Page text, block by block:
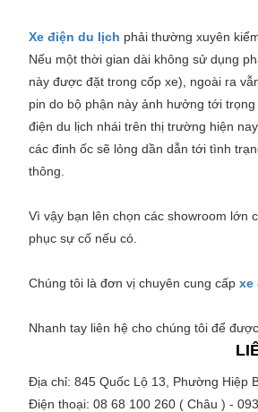
Xe điện du lịch phải thường xuyên
Nếu một thời gian dài không sử dụng
này được đặt trong cốp xe), ngoài ra
pin do bộ phận này ảnh hưởng tới
điện du lịch nhái trên thị trường hiện
các đinh ốc sẽ lỏng dần dẫn tới tình
thông.
Vì vậy bạn lên chọn các showroom lớn
phục sự cố nếu có.
Chúng tôi là đơn vị chuyên cung cấp xe
Nhanh tay liên hệ cho chúng tôi để
Địa chỉ: 845 Quốc Lộ 13, Phường Hiệp
Điện thoại: 08 68 100 260 ( Châu ) -